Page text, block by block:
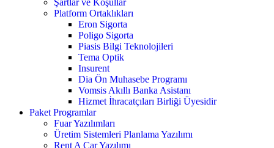
Şartlar ve Koşullar
Platform Ortaklıkları
Eron Sigorta
Poligo Sigorta
Piasis Bilgi Teknolojileri
Tema Optik
Insurent
Dia Ön Muhasebe Programı
Vomsis Akıllı Banka Asistanı
Hizmet İhracatçıları Birliği Üyesidir
Paket Programlar
Fuar Yazılımları
Üretim Sistemleri Planlama Yazılımı
Rent A Car Yazılımı